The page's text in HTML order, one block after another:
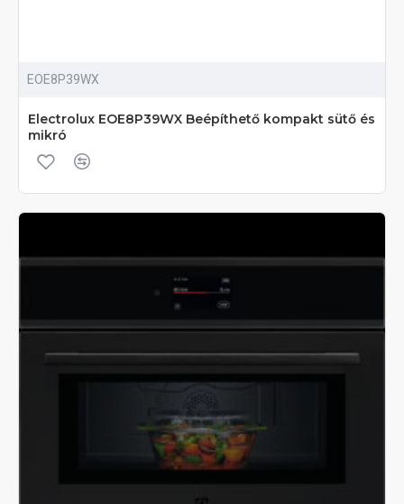
EOE8P39WX
Electrolux EOE8P39WX Beépíthető kompakt sütő és
mikró